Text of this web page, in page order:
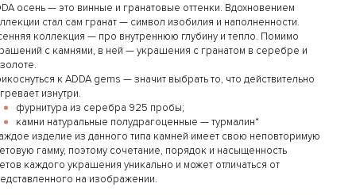
осень — это винные и гранатовые оттенки. Вдохновением
стал сам гранат — символ изобилия и наполненности.
коллекция — про внутреннюю глубину и тепло. Помимо
с камнями, в ней — украшения с гранатом в серебре и
к ADDA gems — значит выбрать то, что действительно
изнутри.
фурнитура из серебра 925 пробы;
камни натуральные полудрагоценные — турмалин*
изделие из данного типа камней имеет свою неповторимую
гамму, поэтому сочетание, порядок и насыщенность
каждого украшения уникально и может отличаться от
на изображении.
Доставка и оплата